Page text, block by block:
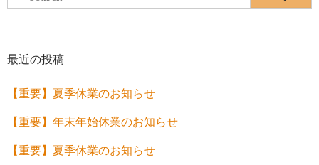
for:
最近の投稿
【重要】夏季休業のお知らせ
【重要】年末年始休業のお知らせ
【重要】夏季休業のお知らせ